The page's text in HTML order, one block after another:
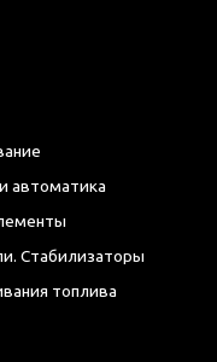
автоматика
Стабилизаторы
топлива